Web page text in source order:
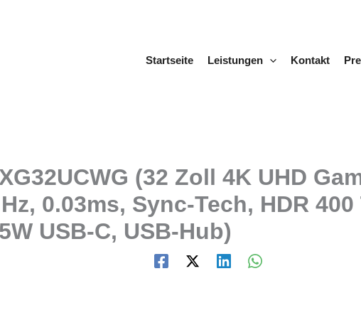
Startseite
Leistungen Kontakt
(32 Zoll 4K UHD
0.03ms, Sync-Tech, HDR
USB-C, USB-Hub)